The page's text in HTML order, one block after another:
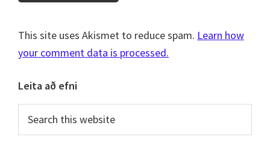
This site uses Akismet to reduce spam. Learn how
your comment data is processed.
Primary
Sidebar
Leita að efni
this